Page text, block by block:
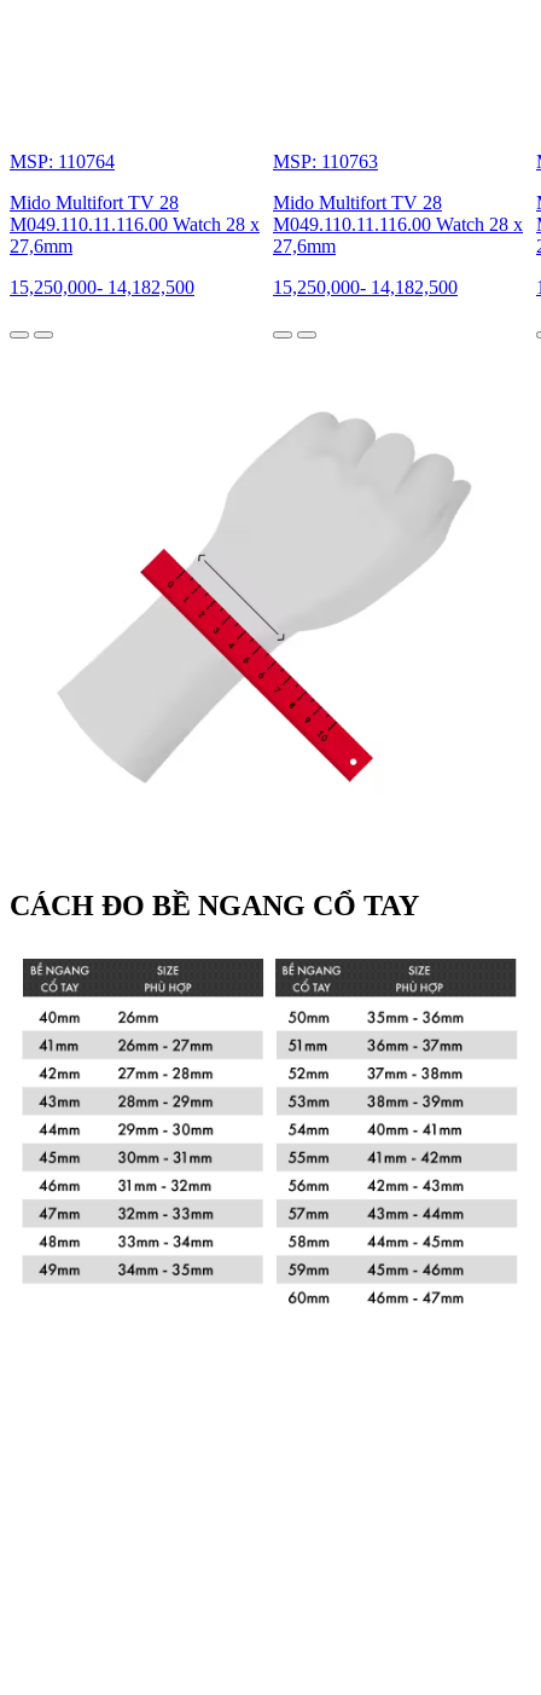
MSP: 110764
Mido Multifort TV 28
M049.110.11.116.00 Watch 28 x
27,6mm
15,250,000- 14,182,500
MSP: 110763
Mido Multifort TV 28
M049.110.11.116.00 Watch 28 x
27,6mm
15,250,000- 14,182,500
CÁCH ĐO BỀ NGANG CỔ TAY